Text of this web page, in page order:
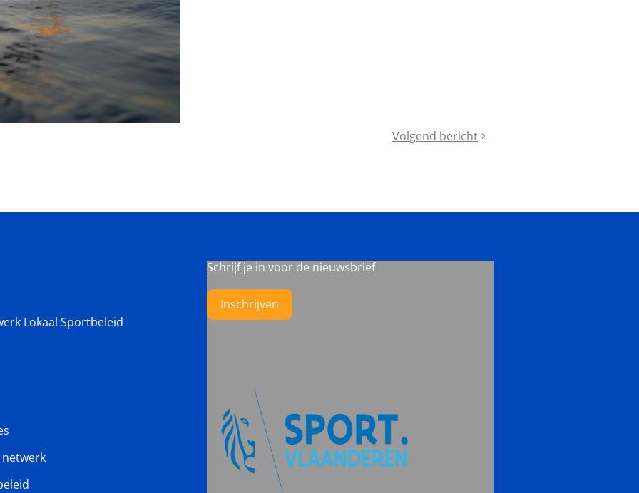
Volgend bericht
Wat
Tijdschrift
#298
Lokaal Sportbeleid
Schrijf je in voor de nieuwsbrief
Inschrijven